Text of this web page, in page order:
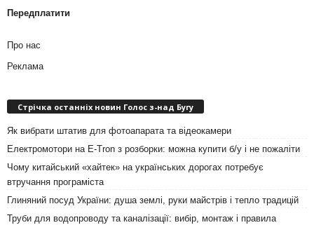
Передплатити
Про нас
Реклама
Стрічка останніх новин Голос з-над Бугу
Як вибрати штатив для фотоапарата та відеокамери
Електромотори на E-Tron з розборки: можна купити б/у і не пожаліти
Чому китайський «хайтек» на українських дорогах потребує
втручання програміста
Глиняний посуд України: душа землі, руки майстрів і тепло традицій
Труби для водопроводу та каналізації: вибір, монтаж і правила